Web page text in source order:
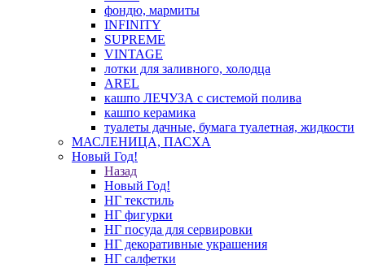
фондю, мармиты
INFINITY
SUPREME
VINTAGE
лотки для заливного, холодца
AREL
кашпо ЛЕЧУЗА с системой полива
кашпо керамика
туалеты дачные, бумага туалетная, жидкости
МАСЛЕНИЦА, ПАСХА
Новый Год!
Назад
Новый Год!
НГ текстиль
НГ фигурки
НГ посуда для сервировки
НГ декоративные украшения
НГ салфетки